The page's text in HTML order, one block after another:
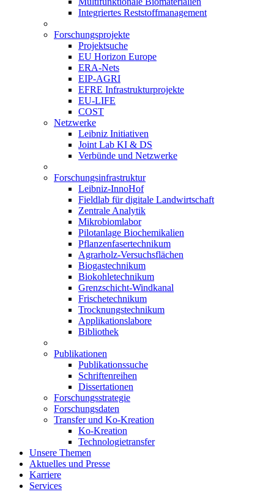
Integriertes Reststoffmanagement
Forschungsprojekte
Projektsuche
EU Horizon Europe
ERA-Nets
EIP-AGRI
EFRE Infrastrukturprojekte
EU-LIFE
COST
Netzwerke
Leibniz Initiativen
Joint Lab KI & DS
Verbünde und Netzwerke
Forschungsinfrastruktur
Leibniz-InnoHof
Fieldlab für digitale Landwirtschaft
Zentrale Analytik
Mikrobiomlabor
Pilotanlage Biochemikalien
Pflanzenfasertechnikum
Agrarholz-Versuchsflächen
Biogastechnikum
Biokohletechnikum
Grenzschicht-Windkanal
Frischetechnikum
Trocknungstechnikum
Applikationslabore
Bibliothek
Publikationen
Publikationssuche
Schriftenreihen
Dissertationen
Forschungsstrategie
Forschungsdaten
Transfer und Ko-Kreation
Ko-Kreation
Technologietransfer
Unsere Themen
Aktuelles und Presse
Karriere
Services